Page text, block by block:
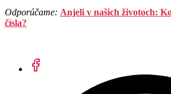
Odporúčame: Anjeli v našich životoch:
čísla?